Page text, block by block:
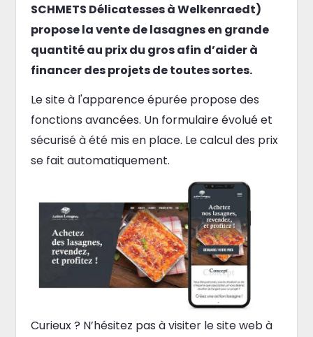
SCHMETS Délicatesses à Welkenraedt)
propose la vente de lasagnes en grande
quantité au prix du gros afin d’aider à
financer des projets de toutes sortes.
Le site à l'apparence épurée propose des
fonctions avancées. Un formulaire évolué et
sécurisé à été mis en place. Le calcul des prix
se fait automatiquement.
Curieux ? N’hésitez pas à visiter le site web à